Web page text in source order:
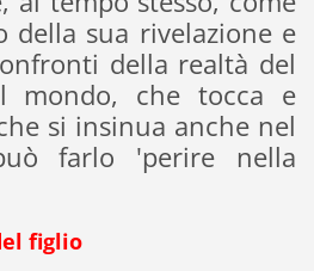
della sua rivelazione e
della realtà del
mondo, che tocca e
si insinua anche nel
farlo 'perire nella
figlio